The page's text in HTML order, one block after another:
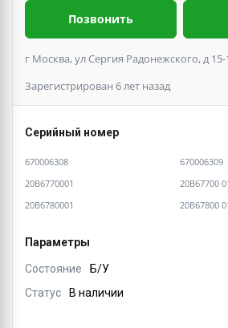
Позвонить
г Москва, ул Сергия Радонежского, д 15-
Зарегистрирован 6 лет назад
Серийный номер
670006308
670006309
20B6770001
20B67700
20B6780001
20B67800
Параметры
Состояние
Б/У
Статус
В наличии